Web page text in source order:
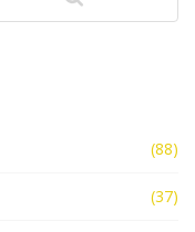
(88)
(37)